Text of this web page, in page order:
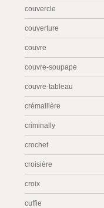
couvercle
couverture
couvre
couvre-soupape
couvre-tableau
crémaillère
criminally
crochet
croisière
croix
cuffie